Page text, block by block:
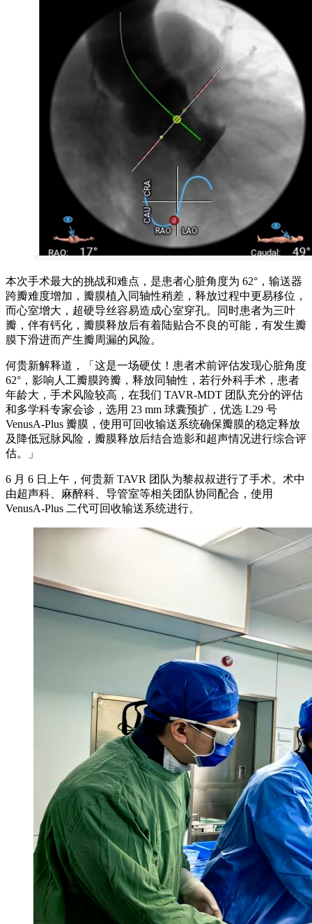
本次手术最大的挑战和难点，是患者心脏角度为 62°，输送器
跨瓣难度增加，瓣膜植入同轴性稍差，释放过程中更易移位，
而心室增大，超硬导丝容易造成心室穿孔。同时患者为三叶
瓣，伴有钙化，瓣膜释放后有着陆贴合不良的可能，有发生瓣
膜下滑进而产生瓣周漏的风险。
何贵新解释道，「这是一场硬仗！患者术前评估发现心脏角度
62°，影响人工瓣膜跨瓣，释放同轴性，若行外科手术，患者
年龄大，手术风险较高，在我们 TAVR-MDT 团队充分的评估
和多学科专家会诊，选用 23 mm 球囊预扩，优选 L29 号
VenusA-Plus 瓣膜，使用可回收输送系统确保瓣膜的稳定释放
及降低冠脉风险，瓣膜释放后结合造影和超声情况进行综合评
估。」
6 月 6 日上午，何贵新 TAVR 团队为黎叔叔进行了手术。术中
由超声科、麻醉科、导管室等相关团队协同配合，使用
VenusA-Plus 二代可回收输送系统进行。